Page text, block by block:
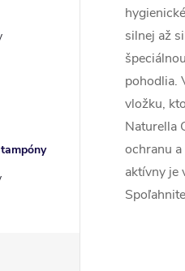
silnej až
pohodlia.
vložku,
Naturella
ochranu
aktívny je